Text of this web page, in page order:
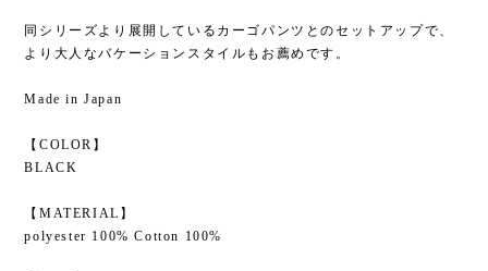
同シリーズより展開しているカーゴパンツとのセットアップで、
より大人なバケーションスタイルもお薦めです。
Made in Japan
【COLOR】
BLACK
【MATERIAL】
polyester 100% Cotton 100%